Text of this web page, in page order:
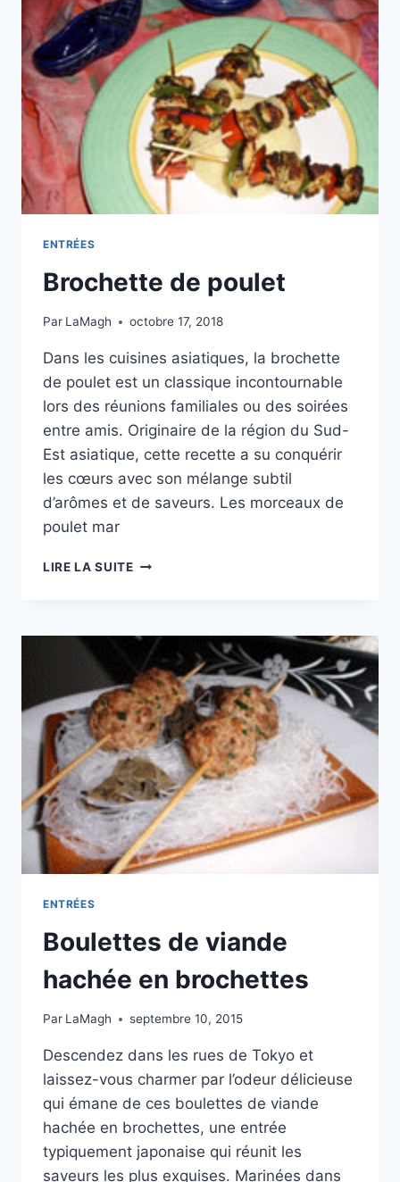
ENTRÉES
Brochette de poulet
Par LaMagh octobre 17, 2018
Dans les cuisines asiatiques, la brochette
de poulet est un classique incontournable
lors des réunions familiales ou des soirées
entre amis. Originaire de la région du Sud-
Est asiatique, cette recette a su conquérir
les cœurs avec son mélange subtil
d’arômes et de saveurs. Les morceaux de
poulet mar
LIRE LA SUITEBROCHETTE
ENTRÉES
Boulettes de viande
hachée en brochettes
Par LaMagh septembre 10, 2015
Descendez dans les rues de Tokyo et
laissez-vous charmer par l’odeur délicieuse
qui émane de ces boulettes de viande
hachée en brochettes, une entrée
typiquement japonaise qui réunit les
saveurs les plus exquises. Marinées dans